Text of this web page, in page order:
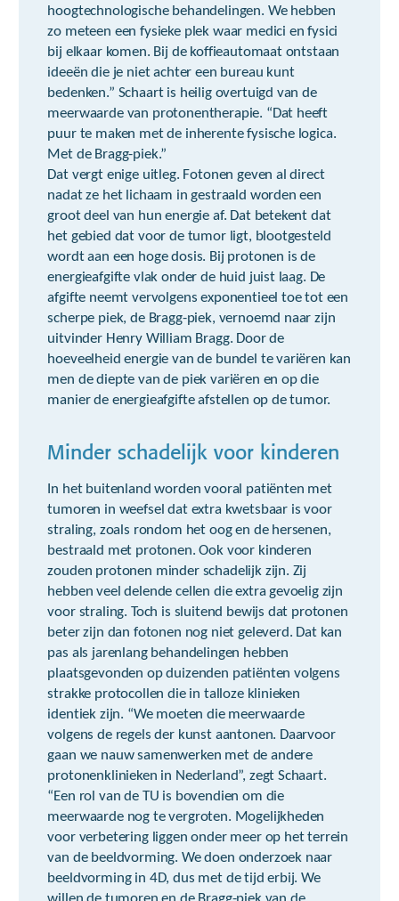
hoogtechnologische behandelingen. We hebben
zo meteen een fysieke plek waar medici en fysici
bij elkaar komen. Bij de koffieautomaat ontstaan
ideeën die je niet achter een bureau kunt
bedenken.” Schaart is heilig overtuigd van de
meerwaarde van protonentherapie. “Dat heeft
puur te maken met de inherente fysische logica.
Met de Bragg-piek.”
Dat vergt enige uitleg. Fotonen geven al direct
nadat ze het lichaam in gestraald worden een
groot deel van hun energie af. Dat betekent dat
het gebied dat voor de tumor ligt, blootgesteld
wordt aan een hoge dosis. Bij protonen is de
energieafgifte vlak onder de huid juist laag. De
afgifte neemt vervolgens exponentieel toe tot een
scherpe piek, de Bragg-piek, vernoemd naar zijn
uitvinder Henry William Bragg. Door de
hoeveelheid energie van de bundel te variëren kan
men de diepte van de piek variëren en op die
manier de energieafgifte afstellen op de tumor.
Minder schadelijk voor kinderen
In het buitenland worden vooral patiënten met
tumoren in weefsel dat extra kwetsbaar is voor
straling, zoals rondom het oog en de hersenen,
bestraald met protonen. Ook voor kinderen
zouden protonen minder schadelijk zijn. Zij
hebben veel delende cellen die extra gevoelig zijn
voor straling. Toch is sluitend bewijs dat protonen
beter zijn dan fotonen nog niet geleverd. Dat kan
pas als jarenlang behandelingen hebben
plaatsgevonden op duizenden patiënten volgens
strakke protocollen die in talloze klinieken
identiek zijn. “We moeten die meerwaarde
volgens de regels der kunst aantonen. Daarvoor
gaan we nauw samenwerken met de andere
protonenklinieken in Nederland”, zegt Schaart.
“Een rol van de TU is bovendien om die
meerwaarde nog te vergroten. Mogelijkheden
voor verbetering liggen onder meer op het terrein
van de beeldvorming. We doen onderzoek naar
beeldvorming in 4D, dus met de tijd erbij. We